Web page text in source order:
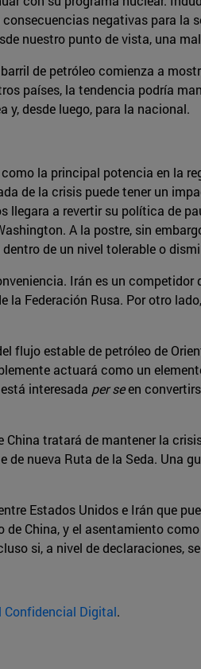
negativas para la
nuestro punto de vista, una
de petróleo comienza a
países, la tendencia podría
y, desde luego, para la nacional.
la principal potencia en la
de la crisis puede tener un
a revertir su política de
A la postre, sin
de un nivel tolerable o
Irán es un
Federación Rusa. Por otro
flujo estable de petróleo de
actuará como un
interesada per seen
China tratará de mantener la
nueva Ruta de la Seda. Una
Estados Unidos e Irán que
China, y el asentamiento
si, a nivel de declaraciones,
Confidencial Digital.